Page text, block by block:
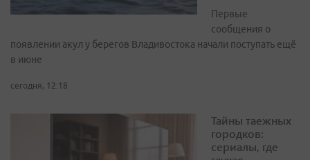
Первые
сообщения о
появлении акул у берегов Владивостока начали поступать ещё
в июне
сегодня, 12:18
Тайны таежных
городков:
сериалы, где